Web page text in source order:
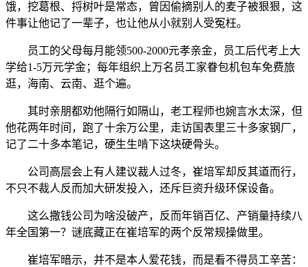
饿，挖葛根、捋树叶是常态，曾因偷摘别人的麦子被狠狠，这
件事让他记了一辈子，也让他从小就别人受冤枉。
员工的父母每月能领500-2000元孝亲金，员工后代考上大
学给1-5万元学金；每年组织上万名员工家眷包机包车免费旅
逛，海南、云南、逛个遍。
其时亲朋都劝他隔行如隔山，老工程师也婉言水太深，但
他花两年时间，跑了十余万公里，走访国表里三十多家钢厂，
记了二十多本笔记，硬生生啃下这块硬骨头。
公司高层会上有人建议裁人过冬，崔培军却反其道而行，
不只不裁人反而加大研发投入，还斥巨资升级环保设备。
这么撒钱公司为啥没破产，反而年销百亿、产销量持续八
年全国第一？谜底藏正在崔培军的两个反常规操做里。
崔培军暗示，并不是本人爱花钱，而是看不得员工辛苦：